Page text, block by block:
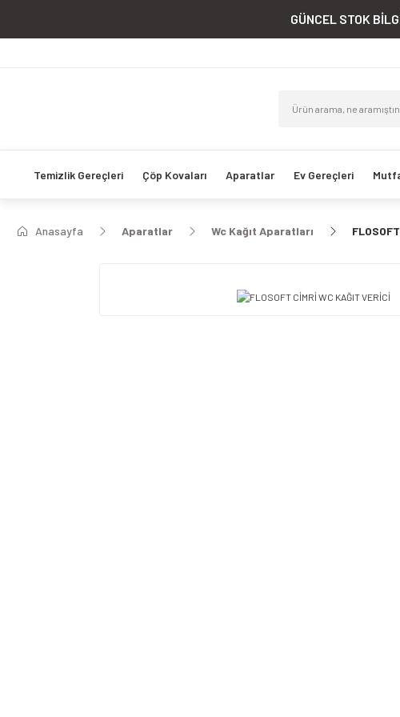
GÜNCEL STOK
Temizlik Gereçleri Çöp Kovaları Aparatlar Ev Gereçleri
Anasayfa Aparatlar Wc Kağıt Aparatları